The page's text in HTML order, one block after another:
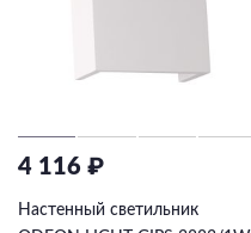
4 116 ₽
Настенный светильник